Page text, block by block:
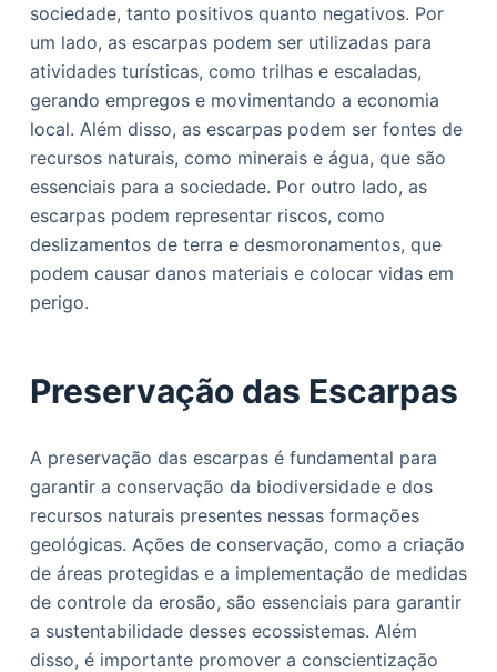
sociedade, tanto positivos quanto negativos. Por
um lado, as escarpas podem ser utilizadas para
atividades turísticas, como trilhas e escaladas,
gerando empregos e movimentando a economia
local. Além disso, as escarpas podem ser fontes de
recursos naturais, como minerais e água, que são
essenciais para a sociedade. Por outro lado, as
escarpas podem representar riscos, como
deslizamentos de terra e desmoronamentos, que
podem causar danos materiais e colocar vidas em
perigo.
Preservação das Escarpas
A preservação das escarpas é fundamental para
garantir a conservação da biodiversidade e dos
recursos naturais presentes nessas formações
geológicas. Ações de conservação, como a criação
de áreas protegidas e a implementação de medidas
de controle da erosão, são essenciais para garantir
a sustentabilidade desses ecossistemas. Além
disso, é importante promover a conscientização